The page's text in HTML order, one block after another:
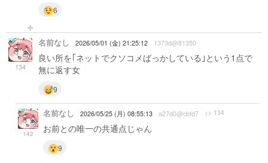
6
134
名前なし 2026/05/01 (金) 21:25:12 1373d@81350
良い所を｢ネットでクソコメばっかしている｣という1点で
無に返す女
9
142
名前なし 2026/05/25 (月) 08:55:13 a27d0@cbfd7 >> 134
お前との唯一の共通点じゃん
9